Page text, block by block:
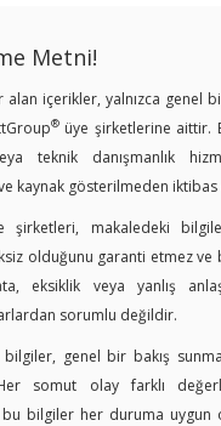
Metni!
alan içerikler, yalnızca genel
®üye şirketlerine aittir.
teknik danışmanlık
kaynak gösterilmeden
şirketleri, makaledeki
olduğunu garanti etmez ve
eksiklik veya yanlış
sorumlu değildir.
genel bir bakış
Her somut olay farklı
bilgiler her duruma uygun